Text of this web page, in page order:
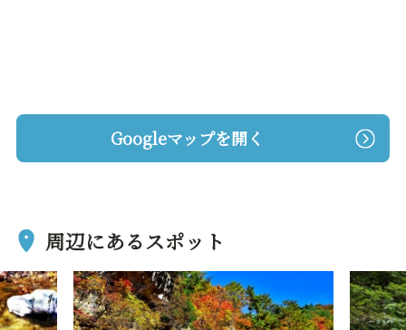
Googleマップを開く
周辺にあるスポット